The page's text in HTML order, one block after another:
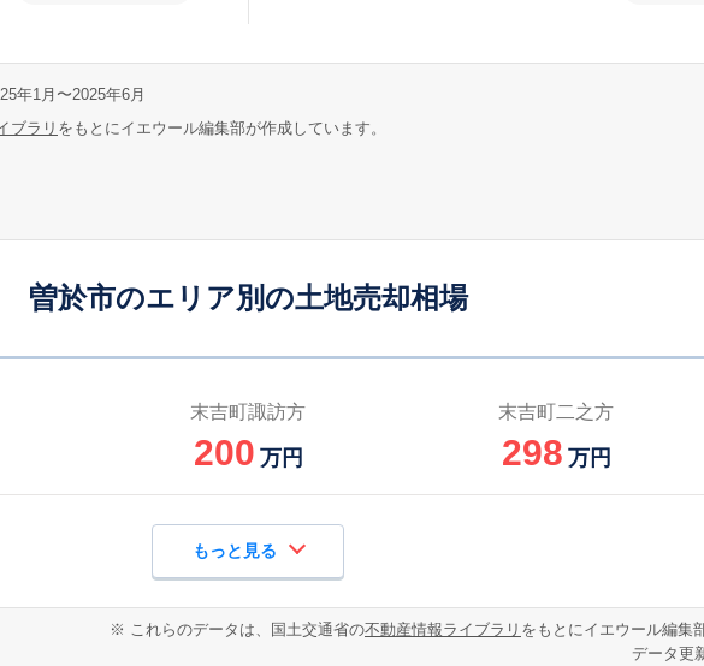
年1月〜2025年6月
ブラリ をもとにイエウール編集部が作成しています。
曽於市のエリア別の土地売却相場
末吉町諏訪方
200 万円
末吉町二之方
298 万円
もっと見る
※ これらのデータは、国土交通省の不動産情報ライブラリ をもとにイエウール編集
データ更